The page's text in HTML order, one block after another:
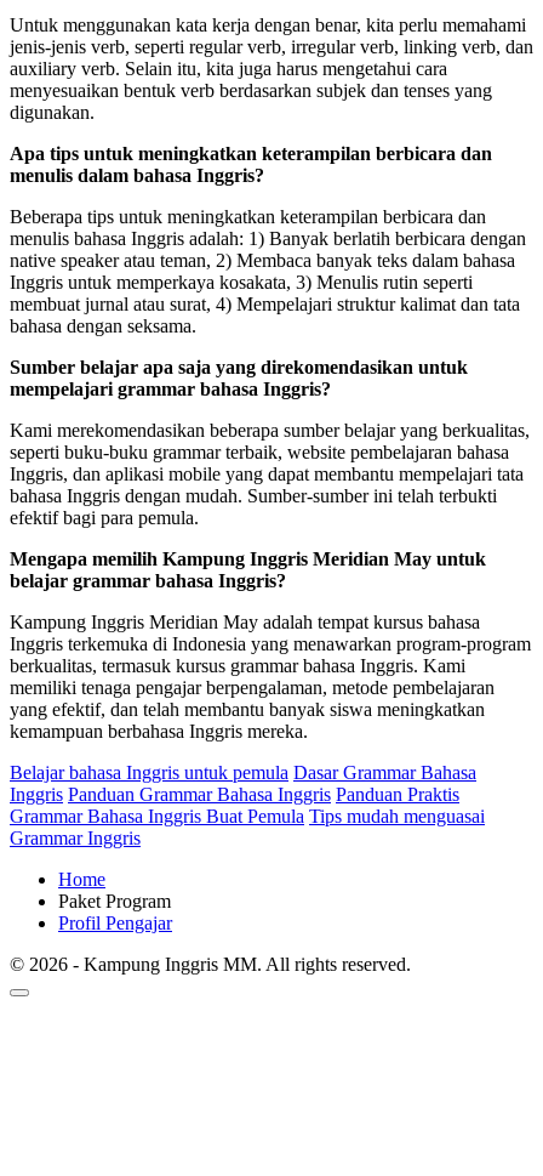
Untuk menggunakan kata kerja dengan benar, kita perlu memahami
jenis-jenis verb, seperti regular verb, irregular verb, linking verb, dan
auxiliary verb. Selain itu, kita juga harus mengetahui cara
menyesuaikan bentuk verb berdasarkan subjek dan tenses yang
digunakan.
Apa tips untuk meningkatkan keterampilan berbicara dan
menulis dalam bahasa Inggris?
Beberapa tips untuk meningkatkan keterampilan berbicara dan
menulis bahasa Inggris adalah: 1) Banyak berlatih berbicara dengan
native speaker atau teman, 2) Membaca banyak teks dalam bahasa
Inggris untuk memperkaya kosakata, 3) Menulis rutin seperti
membuat jurnal atau surat, 4) Mempelajari struktur kalimat dan tata
bahasa dengan seksama.
Sumber belajar apa saja yang direkomendasikan untuk
mempelajari grammar bahasa Inggris?
Kami merekomendasikan beberapa sumber belajar yang berkualitas,
seperti buku-buku grammar terbaik, website pembelajaran bahasa
Inggris, dan aplikasi mobile yang dapat membantu mempelajari tata
bahasa Inggris dengan mudah. Sumber-sumber ini telah terbukti
efektif bagi para pemula.
Mengapa memilih Kampung Inggris Meridian May untuk
belajar grammar bahasa Inggris?
Kampung Inggris Meridian May adalah tempat kursus bahasa
Inggris terkemuka di Indonesia yang menawarkan program-program
berkualitas, termasuk kursus grammar bahasa Inggris. Kami
memiliki tenaga pengajar berpengalaman, metode pembelajaran
yang efektif, dan telah membantu banyak siswa meningkatkan
kemampuan berbahasa Inggris mereka.
Belajar bahasa Inggris untuk pemula Dasar Grammar Bahasa
Inggris Panduan Grammar Bahasa Inggris Panduan Praktis
Grammar Bahasa Inggris Buat Pemula Tips mudah menguasai
Grammar Inggris
Home
Paket Program
Profil Pengajar
© 2026 - Kampung Inggris MM. All rights reserved.